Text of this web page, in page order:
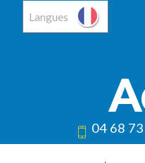
Langues
04 68